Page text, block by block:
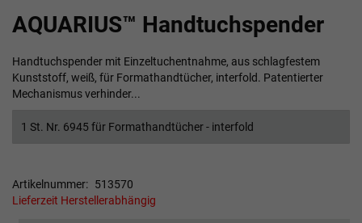
AQUARIUS™ Handtuchspender
Handtuchspender mit Einzeltuchentnahme, aus schlagfestem
Kunststoff, weiß, für Formathandtücher, interfold. Patentierter
Mechanismus verhinder...
1 St. Nr. 6945 für Formathandtücher - interfold
Artikelnummer
513570
Lieferzeit Herstellerabhängig
Anfang
der
springen